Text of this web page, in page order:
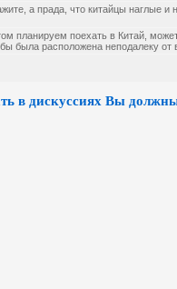
а прада, что китайцы наглые
планируем поехать в Китай,
была расположена неподалеку от
в дискуссиях Вы